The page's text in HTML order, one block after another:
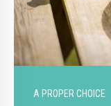
A PROPER CHOICE